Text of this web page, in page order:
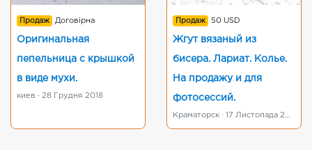
Продаж Договірна
Оригинальная
пепельница с крышкой
в виде мухи.
киев · 28 Грудня 2018
Продаж 50 USD
Жгут вязаный из
бисера. Лариат. Колье.
На продажу и для
фотосессий.
Краматорск · 17 Листопада 2015